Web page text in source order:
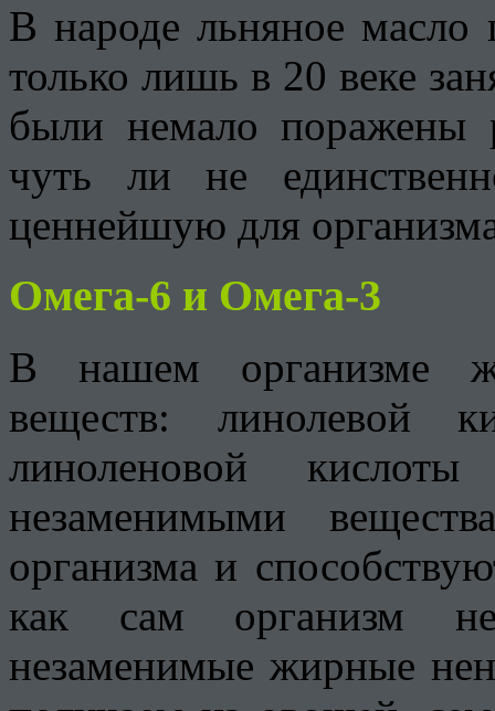
В народе льняное масло
только лишь в 20 веке
были немало поражены
чуть ли не
ценнейшую для
Омега-6 и Омега-3
В нашем организме
веществ: линолевой
линоленовой
незаменимыми
организма и
как сам организм
незаменимые жирные